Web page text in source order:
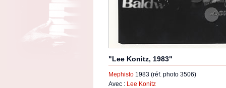
"Lee Konitz, 1983"
Mephisto 1983 (réf. photo 3506)
Avec : Lee Konitz